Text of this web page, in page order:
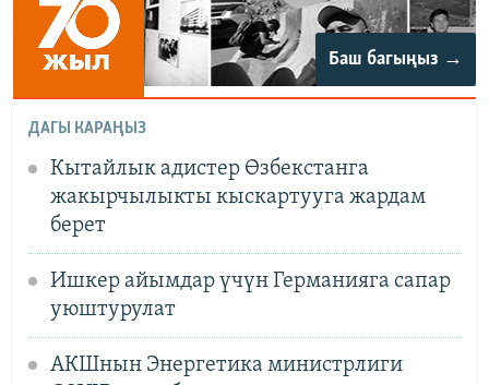
Баш багыңыз →
ДАГЫ КАРАҢЫЗ
Кытайлык адистер Өзбекстанга
жакырчылыкты кыскартууга жардам
берет
Ишкер айымдар үчүн Германияга сапар
уюштурулат
АКШнын Энергетика министрлиги